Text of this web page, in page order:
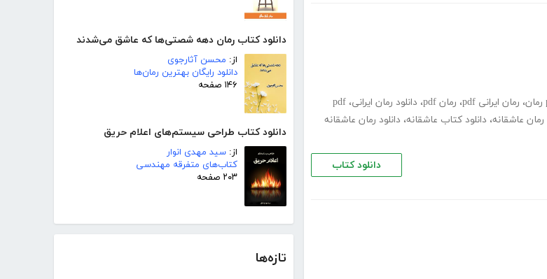
دانلود کتاب رمان دهه شصتی‌ها که عاشق می‌شدند
از: محسن آثارجوی
دانلود رایگان بهترین رمان‌ها
۱۴۶ صفحه
دانلود کتاب طراحی سیستم‌های اعلام حریق
از: سید مهدی انوار
کتاب‌های متفرقه مهندسی
۲۰۳ صفحه
تازه‌ها
، رمان ایرانی pdf ، رمان pdf ، دانلود رمان ایرانی، pdf
رمان عاشقانه، دانلود کتاب عاشقانه، دانلود رمان عاشقانه
دانلود کتاب